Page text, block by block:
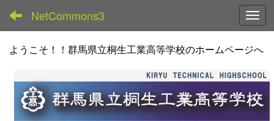
NetCommons3
ようこそ！！群馬県立桐生工業高等学校のホームページへ